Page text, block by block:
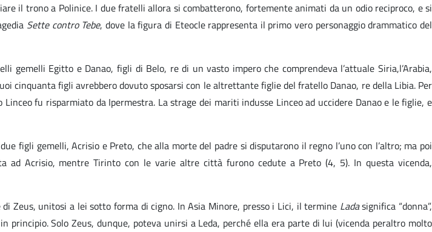
il trono a Polinice. I due fratelli allora si combatterono, fortemente animati da un odio reciproco, e si
Sette contro Tebe, dove la figura di Eteocle rappresenta il primo vero personaggio drammatico del
gemelli Egitto e Danao, figli di Belo, re di un vasto impero che comprendeva l’attuale Siria,l’Arabia,
cinquanta figli avrebbero dovuto sposarsi con le altrettante figlie del fratello Danao, re della Libia. Per
fu risparmiato da Ipermestra. La strage dei mariti indusse Linceo ad uccidere Danao e le figlie, e
figli gemelli, Acrisio e Preto, che alla morte del padre si disputarono il regno l’uno con l’altro; ma poi
ad Acrisio, mentre Tirinto con le varie altre città furono cedute a Preto (4, 5). In questa vicenda,
Zeus, unitosi a lei sotto forma di cigno. In Asia Minore, presso i Lici, il termine Ladasignifica “donna”,
principio. Solo Zeus, dunque, poteva unirsi a Leda, perché ella era parte di lui (vicenda peraltro molto